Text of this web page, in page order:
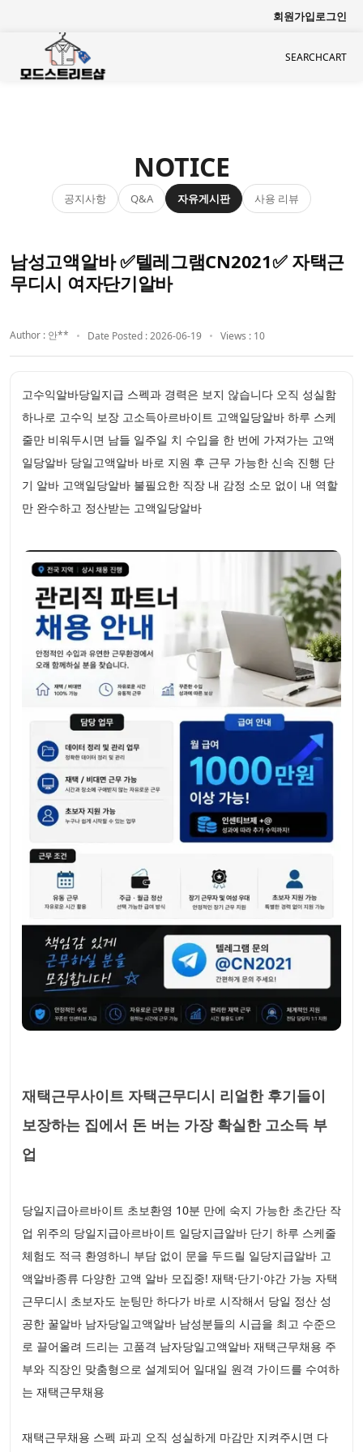
회원가입로그인
SEARCHCART
NOTICE
공지사항 Q&A 자유게시판 사용 리뷰
남성고액알바 ✅텔레그램CN2021✅ 자택근
무디시 여자단기알바
Author : 안** Date Posted : 2026-06-19 Views : 10
고수익알바당일지급 스펙과 경력은 보지 않습니다 오직 성실함
하나로 고수익 보장 고소득아르바이트 고액일당알바 하루 스케
줄만 비워두시면 남들 일주일 치 수입을 한 번에 가져가는 고액
일당알바 당일고액알바 바로 지원 후 근무 가능한 신속 진행 단
기 알바 고액일당알바 불필요한 직장 내 감정 소모 없이 내 역할
만 완수하고 정산받는 고액일당알바
재택근무사이트 자택근무디시 리얼한 후기들이
보장하는 집에서 돈 버는 가장 확실한 고소득 부
업
당일지급아르바이트 초보환영 10분 만에 숙지 가능한 초간단 작
업 위주의 당일지급아르바이트 일당지급알바 단기 하루 스케줄
체험도 적극 환영하니 부담 없이 문을 두드릴 일당지급알바 고
액알바종류 다양한 고액 알바 모집중! 재택·단기·야간 가능 자택
근무디시 초보자도 눈팅만 하다가 바로 시작해서 당일 정산 성
공한 꿀알바 남자당일고액알바 남성분들의 시급을 최고 수준으
로 끌어올려 드리는 고품격 남자당일고액알바 재택근무채용 주
부와 직장인 맞춤형으로 설계되어 일대일 원격 가이드를 수여하
는 재택근무채용
재택근무채용 스펙 파괴 오직 성실하게 마감만 지켜주시면 다